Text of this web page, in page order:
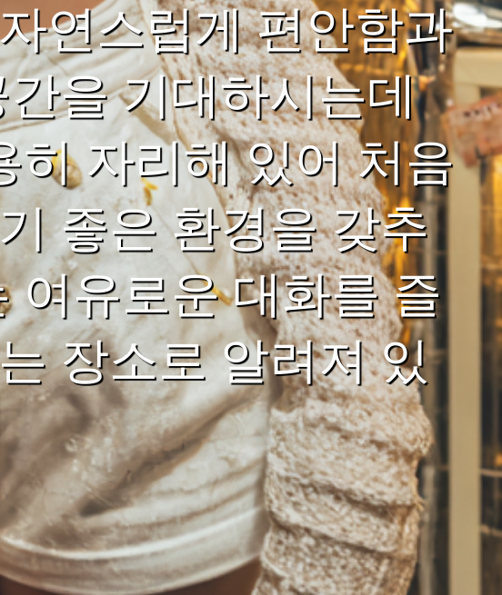
연스럽게 편안함과
을 기대하시는데
히 자리해 있어 처음
좋은 환경을 갖추
여유로운 대화를 즐
장소로 알려져 있